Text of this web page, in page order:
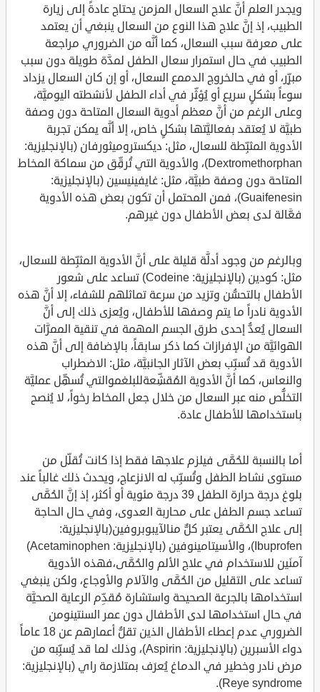
ويجدر العلم أنَّ علاج السعال المزمن يحتاج عادةً إلى زيارة
الطبيب، إذ إنَّ علاج هذا النوع من السعال ينبغي أن يعتمد
على معرفة سبب السعال، كما أنَّه من الضروري مراجعة
الطبيب في حال استمرار سعال الطفل لمدَّة طويلة دون سبب
مبرِّر، أو في حالخروج الدممع السعال، أو إن كان السعال يزداد
سوءاً بشكلٍ سريع أو يُؤثِّر في أداء الطفل لأنشطته اليوميَّة،
وعلى الرغم من أنَّ معظم أدوية السعال المتاحة دون وصفة
طبيَّة لا يُعتقد بفعاليَّتها بشكلٍ خاص، إلا أنَّه يمكن تجربة
الأدوية المثبِّطة للسعال، مثل: ديكستروميثورفان (بالإنجليزية:
Dextromethorphan)، والأدوية التي تُرقِّق من سماكة المخاط
المتاحة دون وصفة طبيَّة، مثل: غايفينيسين (بالإنجليزية:
Guaifenesin)، فمن المحتمل أن تكون بعض هذه الأدوية
فعَّالة لدى بعض الأطفال دون غيرهم.
وبالرغم من وجود أدلَّة قليلة على أنَّ الأدوية المثبِّطة للسعال،
مثل: كودين (بالإنجليزية: Codeine) تساعد على شعور
الأطفال بالتحسُّن وتزيد من سرعة تماثلهم للشفاء، إلا أنَّ هذه
الأدوية نادراً ما يتم وصفها للأطفال، ويُعزى ذلك إلى أنَّ
السعال يُعدُّ إحدى طرق الجسم المهمة في تنقية الممرَّات
الهوائيَّة من الإفرازات كما ذكر سابقاً، بالإضافة إلى أنَّ هذه
الأدوية قد تُسبِّب بعض الآثار الجانبيَّة، مثل: الاضطراب
والنعاس، كما أنَّ الأدوية المُقشِّعةللبلغموالتي تُسهِّل عمليَّة
التخلُّص منه عبر السعال من خلال جعل المخاط رخواً، لا يُنصح
باستخدامها للأطفال عادة.
أما بالنسبة للحُمَّى فيلزم علاجها فقط إذا كانت تُقلِّل من
مستوى نشاط الطفل وتُسبِّب له الانزعاج، ويحدث ذلك غالباً عند
بلوغ درجة حرارة الطفل 39 درجة مئوية أو أكثر، إذ إنَّ الحُمَّى
تساعد جسم الطفل على محاربة العدوى، وفي حال الحاجة
إلى علاج الحُمَّى يعتبر كلٌّ منالآيبوبروفين(بالإنجليزية:
Ibuprofen)، والأسيتامينوفين (بالإنجليزية: Acetaminophen)
آمنَين للاستخدام في علاج الألم والحُمَّى،فهذه الأدوية
تساعد على التقليل من الحُمَّى والآلام والأوجاع، ولكن ينبغي
استخدامها بالجرعة الصحيحة واستشارة مُقدِّم الرعاية الصحيَّة
في حال استخدامها لدى الأطفال دون عمر السنتينومن
الضروري عدم إعطاء الأطفال الذين تقلُّ أعمارهم عن 18 عاماً
دواء الأسبرين (بالإنجليزية: Aspirin)، وذلك لما قد يُسبِّبه من
مرض نادر وخطير في الدماغ يُعرَف بمتلازمة راي (بالإنجليزية:
Reye syndrome).